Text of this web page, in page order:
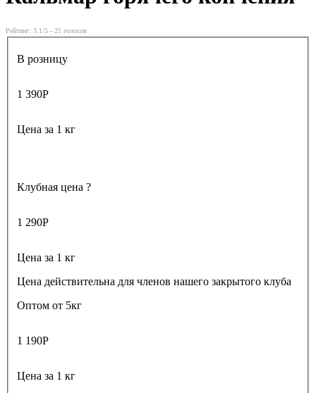
Рейтинг: 3.1/5 - 25 голосов
В розницу
1 390Р
Цена за 1 кг
Клубная цена ?
1 290Р
Цена за 1 кг
Цена действительна для членов нашего закрытого клуба
Оптом от 5кг
1 190Р
Цена за 1 кг